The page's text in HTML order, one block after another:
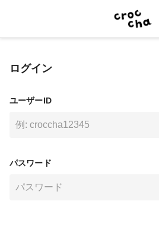
ログイン
ユーザーID
パスワード